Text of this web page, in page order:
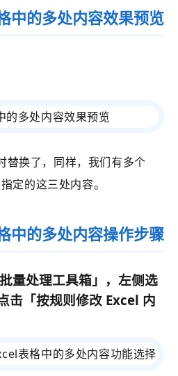
中的多处内容效果预览
替换了，同样，我们有多个
定的这三处内容。
中的多处内容操作步骤
量处理工具箱」 ，左侧选
击 「按规则修改 Excel 内